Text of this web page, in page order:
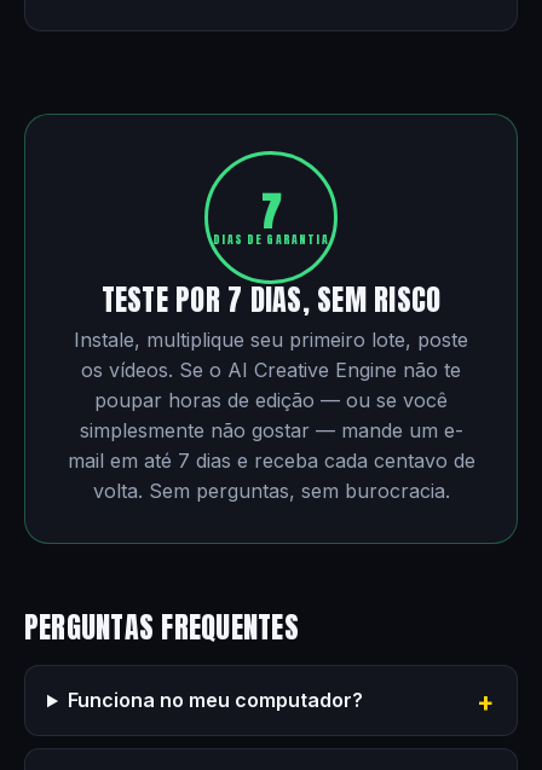
7
DIAS DE GARANTIA
TESTE POR 7 DIAS, SEM RISCO
Instale, multiplique seu primeiro lote, poste
os vídeos. Se o AI Creative Engine não te
poupar horas de edição — ou se você
simplesmente não gostar — mande um e-
mail em até 7 dias e receba cada centavo de
volta. Sem perguntas, sem burocracia.
PERGUNTAS FREQUENTES
Funciona no meu computador?